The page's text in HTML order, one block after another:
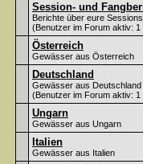
Session- und
Berichte über eure
(Benutzer im Forum aktiv: 1
Österreich
Gewässer aus Österreich
Deutschland
Gewässer aus Deutschland
(Benutzer im Forum aktiv: 1
Ungarn
Gewässer aus Ungarn
Italien
Gewässer aus Italien